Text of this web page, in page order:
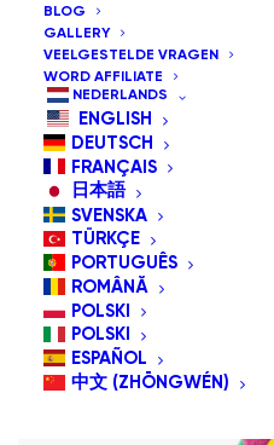
BLOG
GALLERY
VEELGESTELDE VRAGEN
WORD AFFILIATE
NEDERLANDS
ENGLISH
DEUTSCH
FRANÇAIS
日本語
SVENSKA
TÜRKÇE
PORTUGUÊS
ROMÂNĂ
POLSKI
POLSKI
ESPAÑOL
中文 (ZHŌNGWÉN)
Standaard
Sorteer op